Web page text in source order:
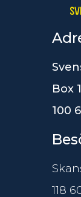
Box
100
118